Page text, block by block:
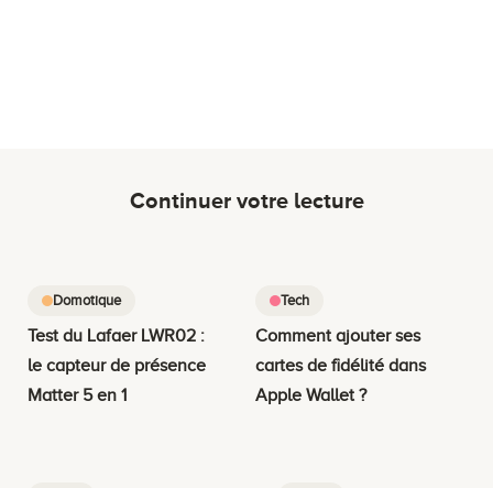
Continuer votre lecture
Domotique
Test du Lafaer LWR02 :
le capteur de présence
Matter 5 en 1
Tech
Comment ajouter ses
cartes de fidélité dans
Apple Wallet ?